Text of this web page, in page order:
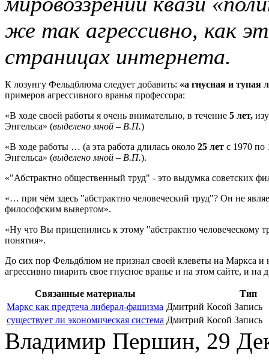
же так агрессивно, как
страницах интернета.
К лозунгу Фельдблюма следует добавить: «а гнусная и тупая
примеров агрессивного вранья профессора:
«В ходе своей работы я очень внимательно, в течение 5 лет,
Энгельса» (выделено мной – В.П.)
«В ходе работы … (а эта работа длилась около 25 лет с 1970 по
Энгельса» (выделено мной – В.П.).
«"Абстрактно общественный труд" - это выдумка советских
«… при чём здесь "абстрактно человеческий труд"? Он не
философским вывертом».
«Ну что Вы прицепились к этому "абстрактно человеческому
понятия».
До сих пор Фельдблюм не признал своей клеветы на Маркса и
агрессивно пиарить свое гнусное вранье и на этом сайте, и на
Связанные материалы
Тип
Маркс как предтеча либерал-фашизма Дмитрий Косой Запись
существует ли экономическая система Дмитрий Косой Запись
Владимир Першин, 29